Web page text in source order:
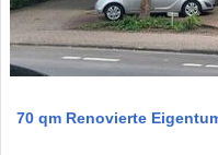
70 qm Renovierte